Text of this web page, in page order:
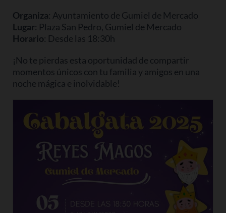
Organiza: Ayuntamiento de Gumiel de Mercado
Lugar: Plaza San Pedro, Gumiel de Mercado
Horario: Desde las 18:30h
¡No te pierdas esta oportunidad de compartir
momentos únicos con tu familia y amigos en una
noche mágica e inolvidable!